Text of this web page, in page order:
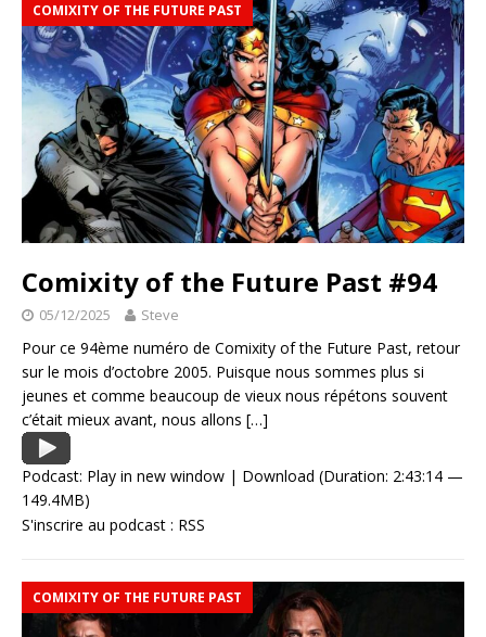
COMIXITY OF THE FUTURE PAST
Comixity of the Future Past #94
05/12/2025 Steve
Pour ce 94ème numéro de Comixity of the Future Past, retour
sur le mois d’octobre 2005. Puisque nous sommes plus si
jeunes et comme beaucoup de vieux nous répétons souvent
c’était mieux avant, nous allons […]
Podcast: Play in new window | Download (Duration: 2:43:14 —
149.4MB)
S'inscrire au podcast : RSS
COMIXITY OF THE FUTURE PAST